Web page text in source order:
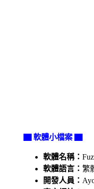
▇ 軟體小檔案 ▇
軟體名稱：
軟體語言： 繁
開發人員：